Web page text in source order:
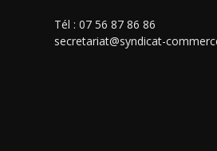
Tél : 07 56 87 86 86
secretariat@syndicat-